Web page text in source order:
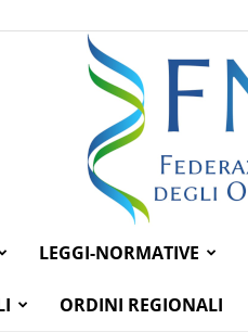
LEGGI-NORMATIVE
ORDINI REGIONALI